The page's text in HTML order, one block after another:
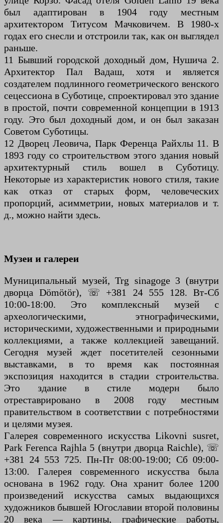
был адаптирован в 1904 году местным
архитектором Титусом Мачковичем. В 1980-х
годах его снесли и отстроили так, как он выглядел
раньше.
11 Бывший городской доходный дом, Нушича 2.
Архитектор Пал Вадаш, хотя и является
создателем подлинного геометрического венского
сецессиона в Суботице, спроектировал это здание
в простой, почти современной концепции в 1913
году. Это был доходный дом, и он был заказан
Советом Суботицы.
12 Дворец Леовича, Парк Ференца Райхлы 11. В
1893 году со строительством этого здания новый
архитектурный стиль вошел в Суботицу.
Некоторые из характеристик нового стиля, такие
как отказ от старых форм, человеческих
пропорций, асимметрии, новых материалов и т.
д., можно найти здесь.
Музеи и галереи
Муниципальный музей, Trg sinagoge 3 (внутри
дворца Dömötör), ☏ +381 24 555 128. Вт-Сб
10:00-18:00. Это комплексный музей с
археологическими, этнографическими,
историческими, художественными и природными
коллекциями, а также коллекцией завещаний.
Сегодня музей ждет посетителей сезонными
выставками, в то время как постоянная
экспозиция находится в стадии строительства.
Это здание в стиле модерн было
отреставрировано в 2008 году местным
правительством в соответствии с потребностями
и целями музея.
Галерея современного искусства Likovni susret,
Park Ferenca Rajhla 5 (внутри дворца Raichle), ☏
+381 24 553 725. Пн-Пт 08:00-19:00; Сб 09:00-
13:00. Галерея современного искусства была
основана в 1962 году. Она хранит более 1200
произведений искусства самых выдающихся
художников бывшей Югославии второй половины
20 века — картины, графические работы,